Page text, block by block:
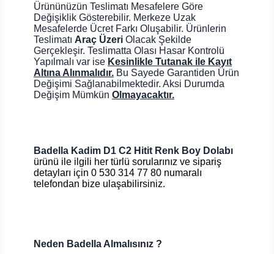
Ürününüzün Teslimatı Mesafelere Göre
Değişiklik Gösterebilir. Merkeze Uzak
Mesafelerde Ücret Farkı Oluşabilir. Ürünlerin
Teslimatı Araç Üzeri Olacak Şekilde
Gerçekleşir. Teslimatta Olası Hasar Kontrolü
Yapılmalı var ise Kesinlikle Tutanak ile Kayıt
Altına Alınmalıdır. Bu Sayede Garantiden Ürün
Değişimi Sağlanabilmektedir. Aksi Durumda
Değişim Mümkün Olmayacaktır.
Badella Kadim D1 C2 Hitit Renk Boy Dolabı
ürünü ile ilgili her türlü sorularınız ve sipariş
detayları için 0 530 314 77 80 numaralı
telefondan bize ulaşabilirsiniz.
Neden Badella Almalısınız ?